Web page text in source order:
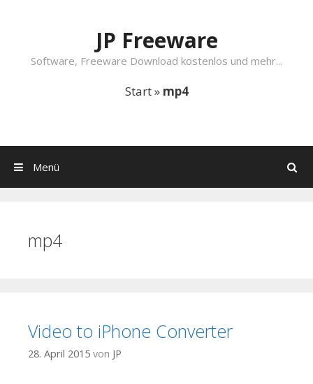
JP Freeware
Software, Freeware Download kostenlos und mehr...
Start» mp4
Suchen
Menü
mp4
Video to iPhone Converter
28. April 2015 von JP